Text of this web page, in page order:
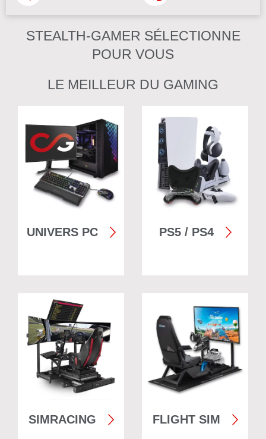
STEALTH-GAMER SÉLECTIONNE
POUR VOUS
LE MEILLEUR DU GAMING
UNIVERS PC PS5 / PS4
SIMRACING FLIGHT SIM